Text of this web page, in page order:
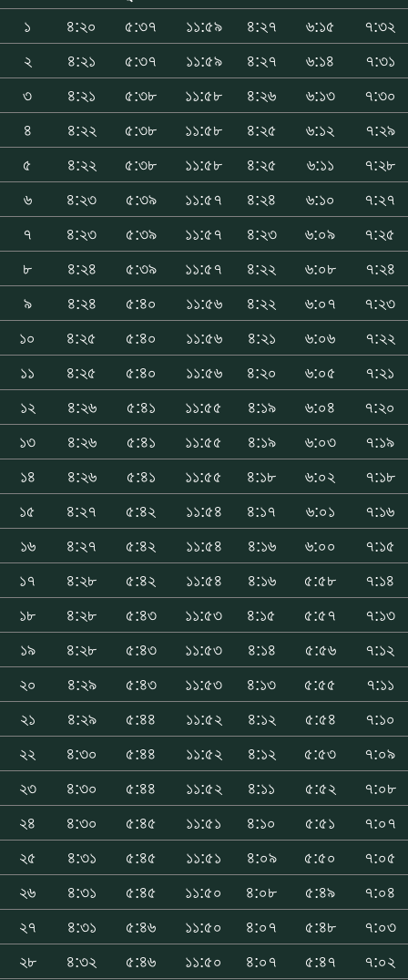
১
৪:২০ ৫:৩৭ ১১:৫৯ ৪:২৭ ৬:১৫
৭:৩২
২
৪:২১ ৫:৩৭ ১১:৫৯ ৪:২৭ ৬:১৪
৭:৩১
৩
৪:২১ ৫:৩৮ ১১:৫৮ ৪:২৬ ৬:১৩
৭:৩০
৪
৪:২২ ৫:৩৮ ১১:৫৮ ৪:২৫ ৬:১২
৭:২৯
৫
৪:২২ ৫:৩৮ ১১:৫৮ ৪:২৫ ৬:১১
৭:২৮
৬
৪:২৩ ৫:৩৯ ১১:৫৭ ৪:২৪ ৬:১০
৭:২৭
৭
৪:২৩ ৫:৩৯ ১১:৫৭ ৪:২৩ ৬:০৯
৭:২৫
৮
৪:২৪ ৫:৩৯ ১১:৫৭ ৪:২২ ৬:০৮
৭:২৪
৯
৪:২৪ ৫:৪০ ১১:৫৬ ৪:২২ ৬:০৭
৭:২৩
১০
৪:২৫ ৫:৪০ ১১:৫৬ ৪:২১ ৬:০৬
৭:২২
১১
৪:২৫ ৫:৪০ ১১:৫৬ ৪:২০ ৬:০৫
৭:২১
১২
৪:২৬ ৫:৪১ ১১:৫৫ ৪:১৯ ৬:০৪
৭:২০
১৩
৪:২৬ ৫:৪১ ১১:৫৫ ৪:১৯ ৬:০৩
৭:১৯
১৪
৪:২৬ ৫:৪১ ১১:৫৫ ৪:১৮ ৬:০২
৭:১৮
১৫
৪:২৭ ৫:৪২ ১১:৫৪ ৪:১৭ ৬:০১
৭:১৬
১৬
৪:২৭ ৫:৪২ ১১:৫৪ ৪:১৬ ৬:০০
৭:১৫
১৭
৪:২৮ ৫:৪২ ১১:৫৪ ৪:১৬ ৫:৫৮
৭:১৪
১৮
৪:২৮ ৫:৪৩ ১১:৫৩ ৪:১৫ ৫:৫৭
৭:১৩
১৯
৪:২৮ ৫:৪৩ ১১:৫৩ ৪:১৪ ৫:৫৬
৭:১২
২০
৪:২৯ ৫:৪৩ ১১:৫৩ ৪:১৩ ৫:৫৫
৭:১১
২১
৪:২৯ ৫:৪৪ ১১:৫২ ৪:১২ ৫:৫৪
৭:১০
২২
৪:৩০ ৫:৪৪ ১১:৫২ ৪:১২ ৫:৫৩
৭:০৯
২৩
৪:৩০ ৫:৪৪ ১১:৫২ ৪:১১ ৫:৫২
৭:০৮
২৪
৪:৩০ ৫:৪৫ ১১:৫১ ৪:১০ ৫:৫১
৭:০৭
২৫
৪:৩১ ৫:৪৫ ১১:৫১ ৪:০৯ ৫:৫০
৭:০৫
২৬
৪:৩১ ৫:৪৫ ১১:৫০ ৪:০৮ ৫:৪৯
৭:০৪
২৭
৪:৩১ ৫:৪৬ ১১:৫০ ৪:০৭ ৫:৪৮
৭:০৩
২৮
৪:৩২ ৫:৪৬ ১১:৫০ ৪:০৭ ৫:৪৭
৭:০২